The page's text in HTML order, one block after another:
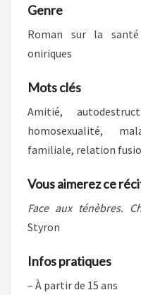
Genre
Roman sur la
oniriques
Mots clés
Amitié,
homosexualité,
familiale, relation
Vous aimerez ce
Face aux ténèbres.
Styron
Infos pratiques
– À partir de 15 ans